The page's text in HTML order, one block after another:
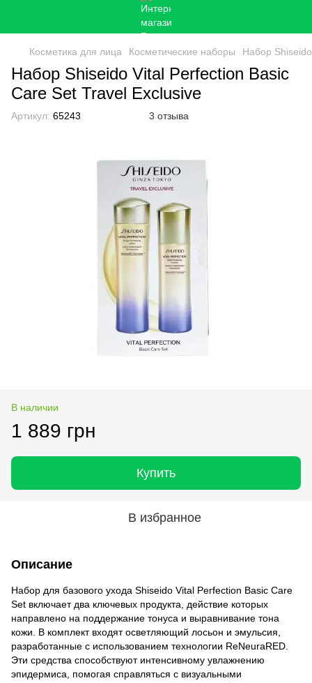
Косметика для лица Косметические наборы Набор
Набор Shiseido Vital Perfection Basic
Care Set Travel Exclusive
Артикул: 65243 3 отзыва
В наличии
1 889 грн
Купить
В избранное
Описание
Набор для базового ухода Shiseido Vital Perfection Basic Care
Set включает два ключевых продукта, действие которых
направлено на поддержание тонуса и выравнивание тона
кожи. В комплект входят осветляющий лосьон и эмульсия,
разработанные с использованием технологии ReNeuraRED.
Эти средства способствуют интенсивному увлажнению
эпидермиса, помогая справляться с визуальными